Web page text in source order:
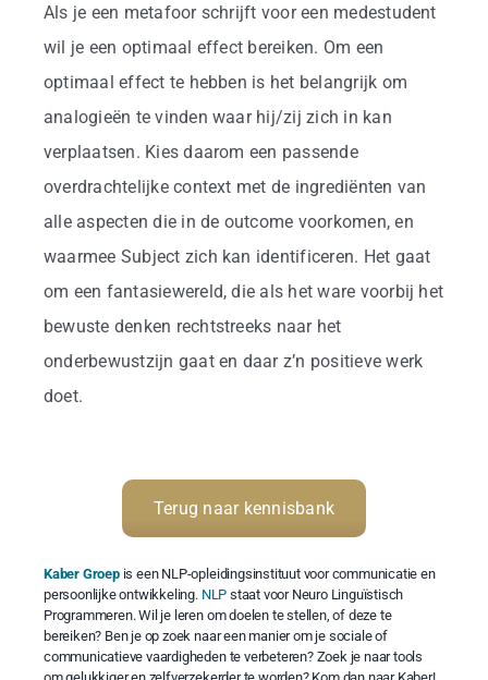
Als je een metafoor schrijft voor een medestudent
wil je een optimaal effect bereiken. Om een
optimaal effect te hebben is het belangrijk om
analogieën te vinden waar hij/zij zich in kan
verplaatsen. Kies daarom een passende
overdrachtelijke context met de ingrediënten van
alle aspecten die in de outcome voorkomen, en
waarmee Subject zich kan identificeren. Het gaat
om een fantasiewereld, die als het ware voorbij het
bewuste denken rechtstreeks naar het
onderbewustzijn gaat en daar z’n positieve werk
doet.
Terug naar kennisbank
Kaber Groepis een NLP-opleidingsinstituut voor communicatie en
persoonlijke ontwikkeling. NLP staat voor Neuro Linguïstisch
Programmeren. Wil je leren om doelen te stellen, of deze te
bereiken? Ben je op zoek naar een manier om je sociale of
communicatieve vaardigheden te verbeteren? Zoek je naar tools